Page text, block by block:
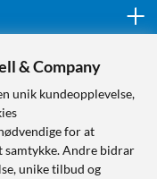
& Company
unik kundeopplevelse,
for at
samtykke. Andre bidrar
unike tilbud og